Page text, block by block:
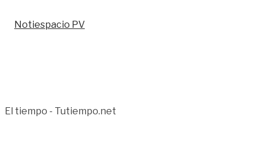
El tiempo - Tutiempo.net